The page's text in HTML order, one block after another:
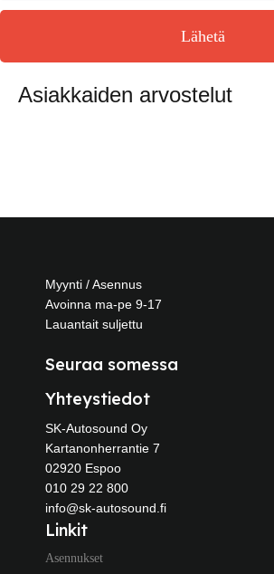
Lähetä
Asiakkaiden arvostelut
Myynti / Asennus
Avoinna ma-pe 9-17
Lauantait suljettu
Seuraa somessa
Yhteystiedot
SK-Autosound Oy
Kartanonherrantie 7
02920 Espoo
010 29 22 800
info@sk-autosound.fi
Linkit
Asennukset